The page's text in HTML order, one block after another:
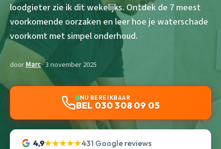
loodgieter zie ik dit wekelijks. Ontdek de 7 meest
voorkomende oorzaken en leer hoe je waterschade
voorkomt met simpel onderhoud.
doorMarc· 3 november 2025
NU BEREIKBAAR
BEL 030 308 09 05
4,9★★★★★431 Google reviews